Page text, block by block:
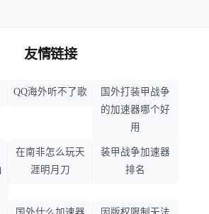
友情链接
QQ海外听不了歌
国外打装甲战争
的加速器哪个好
用
在南非怎么玩天
涯明月刀
装甲战争加速器
排名